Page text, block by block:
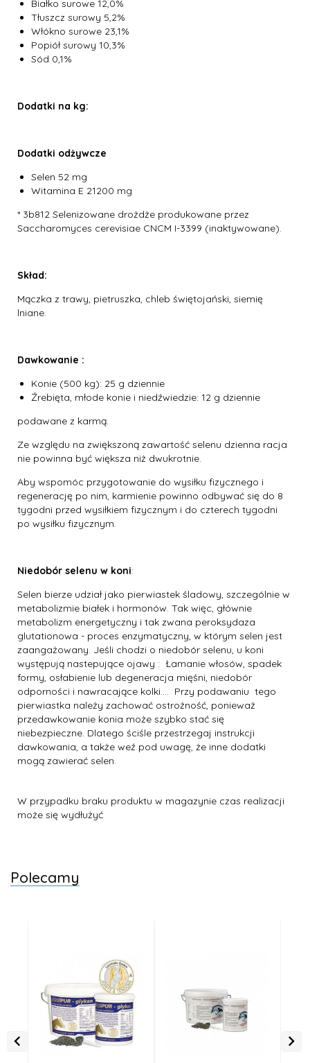
Białko surowe 12,0%
Tłuszcz surowy 5,2%
Włókno surowe 23,1%
Popiół surowy 10,3%
Sód 0,1%
Dodatki na kg:
Dodatki odżywcze
Selen 52 mg
Witamina E 21200 mg
* 3b812 Selenizowane drożdże produkowane przez
Saccharomyces cerevisiae CNCM I-3399 (inaktywowane).
Skład:
Mączka z trawy, pietruszka, chleb świętojański, siemię
lniane.
Dawkowanie :
Konie (500 kg): 25 g dziennie
Źrebięta, młode konie i niedźwiedzie: 12 g dziennie
podawane z karmą.
Ze względu na zwiększoną zawartość selenu dzienna racja
nie powinna być większa niż dwukrotnie.
Aby wspomóc przygotowanie do wysiłku fizycznego i
regenerację po nim, karmienie powinno odbywać się do 8
tygodni przed wysiłkiem fizycznym i do czterech tygodni
po wysiłku fizycznym.
Niedobór selenu w koni:
Selen bierze udział jako pierwiastek śladowy, szczególnie w
metabolizmie białek i hormonów. Tak więc, głównie
metabolizm energetyczny i tak zwana peroksydaza
glutationowa - proces enzymatyczny, w którym selen jest
zaangażowany. Jeśli chodzi o niedobór selenu, u koni
występują nastepujące ojawy : Łamanie włosów, spadek
formy, osłabienie lub degeneracja mięśni, niedobór
odporności i nawracające kolki.... Przy podawaniu tego
pierwiastka należy zachować ostrożność, ponieważ
przedawkowanie konia może szybko stać się
niebezpieczne. Dlatego ściśle przestrzegaj instrukcji
dawkowania, a także weź pod uwagę, że inne dodatki
mogą zawierać selen.
W przypadku braku produktu w magazynie czas realizacji
może się wydłużyć
Polecamy